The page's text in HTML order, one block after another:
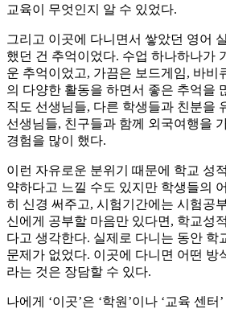
교육이 무엇인지 알 수 있었다.
그리고 이곳에 다니면서 쌓았던 영어
했던 건 추억이었다. 수업 하나하나가
운 추억이었고, 가끔은 보드게임, 바비
의 다양한 활동을 하면서 좋은 추억을
직도 선생님들, 다른 학생들과 친분을
선생님들, 친구들과 함께 외국여행을
경험을 많이 했다.
이런 자유로운 분위기 때문에 학교 성
약하다고 느낄 수도 있지만 학생들의
히 신경 써주고, 시험기간에는 시험공
신에게 공부할 마음만 있다면, 학교성
다고 생각한다. 실제로 다니는 동안 학
문제가 없었다. 이곳에 다니면 어떤 방
라는 것은 장담할 수 있다.
나에게 ‘이곳’은 ‘학원’이나 ‘교육 센터